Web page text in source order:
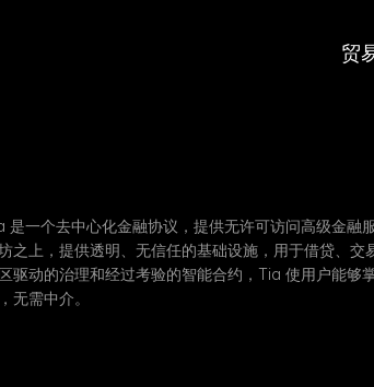
贸
是一个去中心化金融协议，提供无许可访问高级金融
之上，提供透明、无信任的基础设施，用于借贷、交
驱动的治理和经过考验的智能合约，Tia 使用户能够
无需中介。